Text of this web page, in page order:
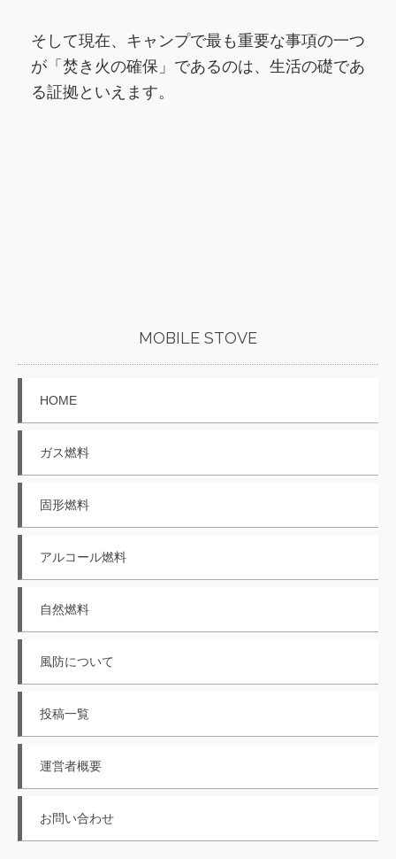
そして現在、キャンプで最も重要な事項の一つ
が「焚き火の確保」であるのは、生活の礎であ
る証拠といえます。
MOBILE STOVE
HOME
ガス燃料
固形燃料
アルコール燃料
自然燃料
風防について
投稿一覧
運営者概要
お問い合わせ